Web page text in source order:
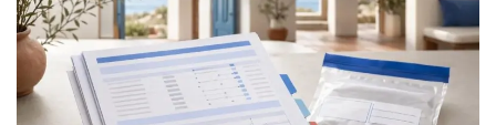
MD（医師）の指導のもとで執筆されました。Prof. Dr. Hans
Weberの寄稿および、Sarah Mitchell, MD, PhD（医師）によ
る医学的レビューを含みます。主要著者 Thomas Klein, MD
Kantesti AI 最高医療責任者 Dr. Thomas Kleinは[…]